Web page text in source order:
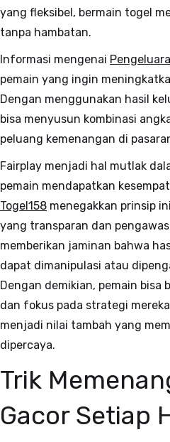
yang fleksibel, bermain togel
tanpa hambatan.
Informasi mengenai
pemain yang ingin
Dengan menggunakan hasil
bisa menyusun kombinasi
peluang kemenangan di
Fairplay menjadi hal mutlak
pemain mendapatkan
Togel158 menegakkan prinsip
yang transparan dan
memberikan jaminan bahwa
dapat dimanipulasi atau
Dengan demikian, pemain
dan fokus pada strategi
menjadi nilai tambah yang
dipercaya.
Trik
Gacor Setiap